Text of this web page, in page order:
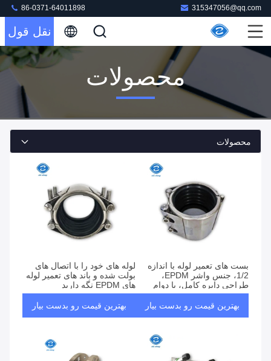
315347056@qq.com
86-0371-64011898
نقل قول
محصولات
محصولات
بست های تعمیر لوله با اندازه
1/2، جنس واشر EPDM،
طراحی دایره کامل، با دوام
بهترین قیمت رو بدست بیار
لوله های خود را با اتصال های
بولت شده و باند های تعمیر لوله
های EPDM نگه دارید
بهترین قیمت رو بدست بیار